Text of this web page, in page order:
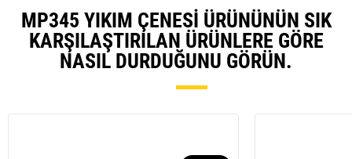
MP345 YIKIM ÇENESI ÜRÜNÜNÜN SIK
KARŞILAŞTIRILAN ÜRÜNLERE GÖRE
NASIL DURDUĞUNU GÖRÜN.